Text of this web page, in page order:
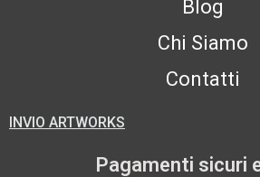
Blog
Chi Siamo
Contatti
INVIO ARTWORKS
Pagamenti sicuri